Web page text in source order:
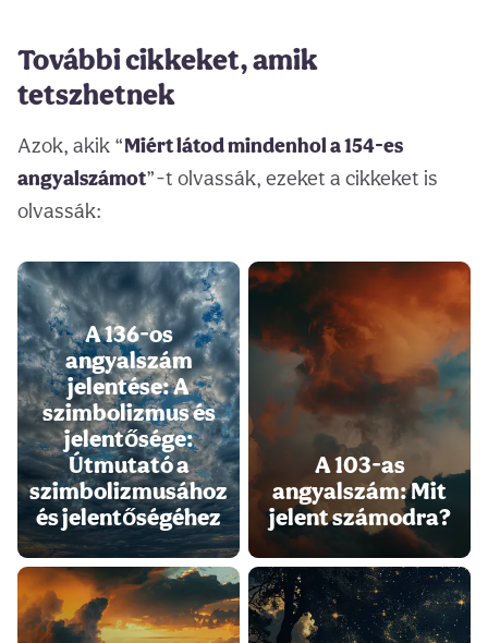
További cikkeket, amik
tetszhetnek
Azok, akik “Miért látod mindenhol a 154-es
angyalszámot”-t olvassák, ezeket a cikkeket is
olvassák:
A 136-os
angyalszám
jelentése: A
szimbolizmus és
jelentősége:
Útmutató a
szimbolizmusához
és jelentőségéhez
A 103-as
angyalszám: Mit
jelent számodra?